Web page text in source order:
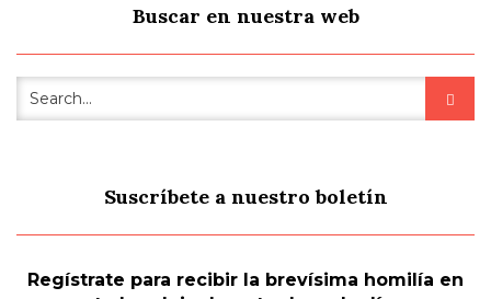
Buscar en nuestra web
Suscríbete a nuestro boletín
Regístrate para recibir la brevísima homilía en